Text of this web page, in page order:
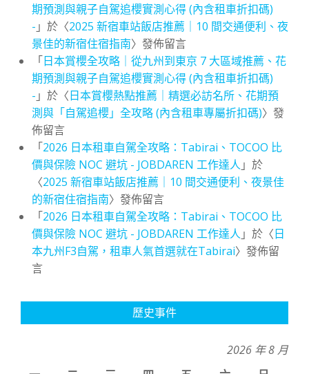
期預測與親子自駕追櫻實測心得 (內含租車折扣碼)
- 」於〈2025 新宿車站飯店推薦｜10 間交通便利、夜
景佳的新宿住宿指南〉發佈留言
「日本賞櫻全攻略｜從九州到東京 7 大區域推薦、花
期預測與親子自駕追櫻實測心得 (內含租車折扣碼)
- 」於〈日本賞櫻熱點推薦｜精選必訪名所、花期預
測與「自駕追櫻」全攻略 (內含租車專屬折扣碼)〉發
佈留言
「2026 日本租車自駕全攻略：Tabirai、TOCOO 比
價與保險 NOC 避坑 - JOBDAREN 工作達人 」於
〈2025 新宿車站飯店推薦｜10 間交通便利、夜景佳
的新宿住宿指南〉發佈留言
「2026 日本租車自駕全攻略：Tabirai、TOCOO 比
價與保險 NOC 避坑 - JOBDAREN 工作達人 」於〈日
本九州F3自駕，租車人氣首選就在Tabirai〉發佈留
言
歷史事件
2026 年 8 月